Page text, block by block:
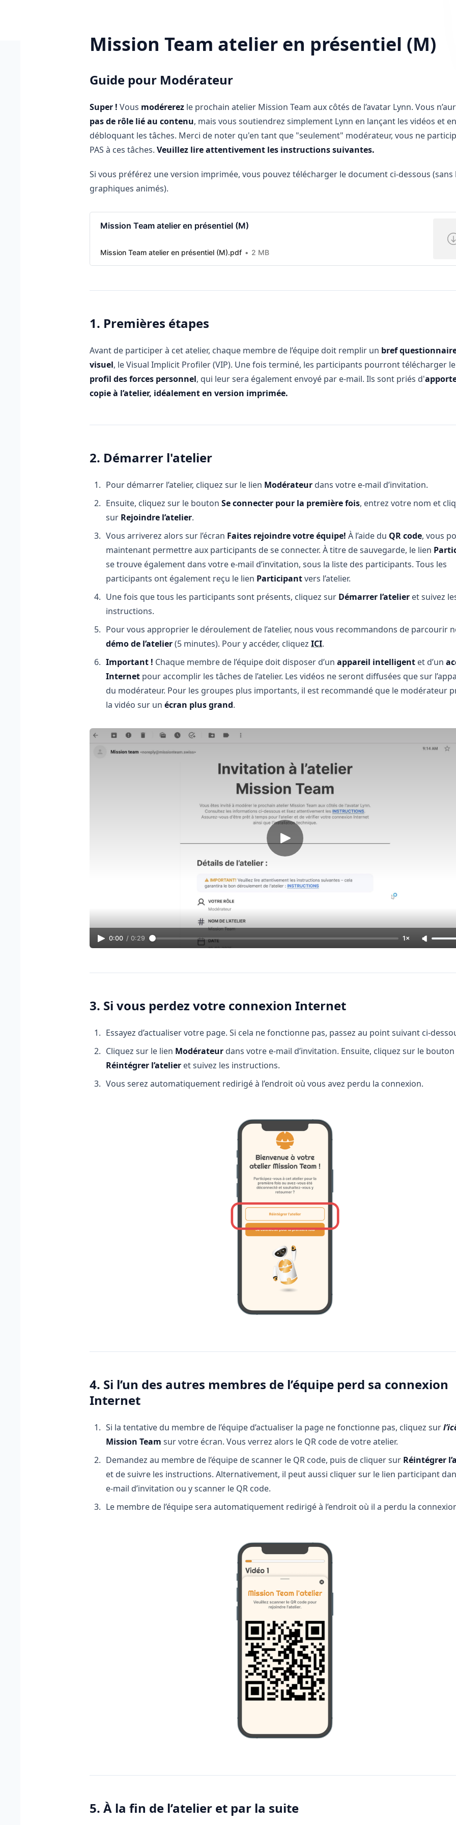
Mission Team atelier en présentiel (M)
Mission Team atelier en présentiel (M)
Guide pour Modérateur
Super ! Vous modérerez le prochain atelier Mission Team aux côtés de l’avatar Lynn. Vous
pas de rôle lié au contenu, mais vous soutiendrez simplement Lynn en lançant les vidéos et en
débloquant les tâches. Merci de noter qu'en tant que "seulement" modérateur, vous ne
PAS à ces tâches. Veuillez lire attentivement les instructions suivantes.
Si vous préférez une version imprimée, vous pouvez télécharger le document ci-dessous (sans
graphiques animés).
Mission Team atelier en présentiel (M)
Mission Team atelier en présentiel (M).pdf 2 MB
1. Premières étapes
Avant de participer à cet atelier, chaque membre de l’équipe doit remplir un bref
visuel, le Visual Implicit Profiler (VIP). Une fois terminé, les participants pourront télécharger
profil des forces personnel, qui leur sera également envoyé par e-mail. Ils sont priés d'
copie à l’atelier, idéalement en version imprimée.
2. Démarrer l'atelier
Pour démarrer l’atelier, cliquez sur le lien Modérateur dans votre e-mail d’invitation.
Ensuite, cliquez sur le bouton Se connecter pour la première fois, entrez votre nom et
sur Rejoindre l’atelier.
Vous arriverez alors sur l’écran Faites rejoindre votre équipe! À l’aide du QR code, vous
maintenant permettre aux participants de se connecter. À titre de sauvegarde, le lien
se trouve également dans votre e-mail d’invitation, sous la liste des participants. Tous les
participants ont également reçu le lien Participantvers l’atelier.
Une fois que tous les participants sont présents, cliquez sur Démarrer l’atelier et suivez
instructions.
Pour vous approprier le déroulement de l’atelier, nous vous recommandons de parcourir
démo de l’atelier(5 minutes). Pour y accéder, cliquez ICI.
Important ! Chaque membre de l’équipe doit disposer d’un appareil intelligent et d’un
Internet pour accomplir les tâches de l’atelier. Les vidéos ne seront diffusées que sur
du modérateur. Pour les groupes plus importants, il est recommandé que le modérateur
la vidéo sur un écran plus grand.
0:00 / 0:29 1×
3. Si vous perdez votre connexion Internet
Essayez d’actualiser votre page. Si cela ne fonctionne pas, passez au point suivant ci-
Cliquez sur le lien Modérateur dans votre e-mail d’invitation. Ensuite, cliquez sur le bouton
Réintégrer l’atelier et suivez les instructions.
Vous serez automatiquement redirigé à l’endroit où vous avez perdu la connexion.
4. Si l’un des autres membres de l’équipe perd sa connexion
Internet
Si la tentative du membre de l’équipe d’actualiser la page ne fonctionne pas, cliquez sur
Mission Team sur votre écran. Vous verrez alors le QR code de votre atelier.
Demandez au membre de l’équipe de scanner le QR code, puis de cliquer sur Réintégrer
et de suivre les instructions. Alternativement, il peut aussi cliquer sur le lien participant
e-mail d’invitation ou y scanner le QR code.
Le membre de l’équipe sera automatiquement redirigé à l’endroit où il a perdu la
5. À la fin de l’atelier et par la suite